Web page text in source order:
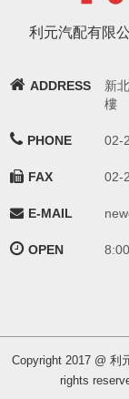
利元汽配有限
ADDRESS
新
樓
PHONE 02-
FAX 02-
E-MAIL
OPEN
Copyright 2017 @ 利
rights